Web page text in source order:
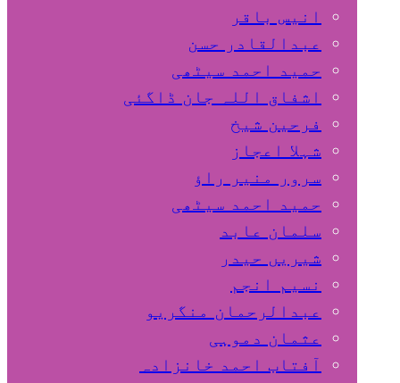
انیس باقر
عبدالقادر حسن
حمید احمد سیٹھی
اشفاق اللہ جان ڈاگئی
فرحین شیخ
شہلا اعجاز
سرور منیر راؤ
حمید احمد سیٹھی
سلمان عابد
شیریں حیدر
نسیم انجم
عبدالرحمان منگریو
عثمان دموہی
آفتاب احمد خانزادہ